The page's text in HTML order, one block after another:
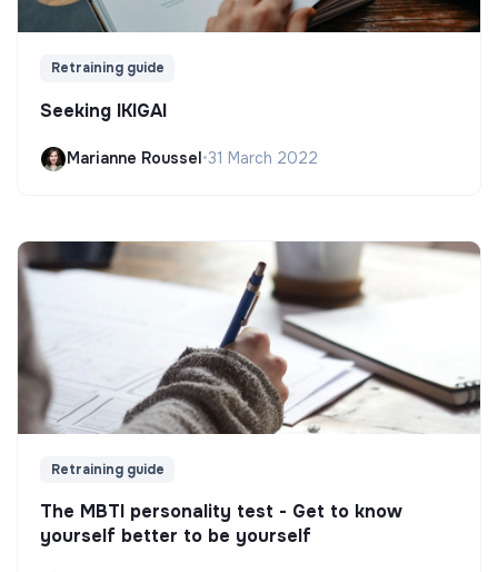
Retraining guide
Seeking IKIGAI
Marianne Roussel•31 March 2022
Retraining guide
The MBTI personality test - Get to know
yourself better to be yourself